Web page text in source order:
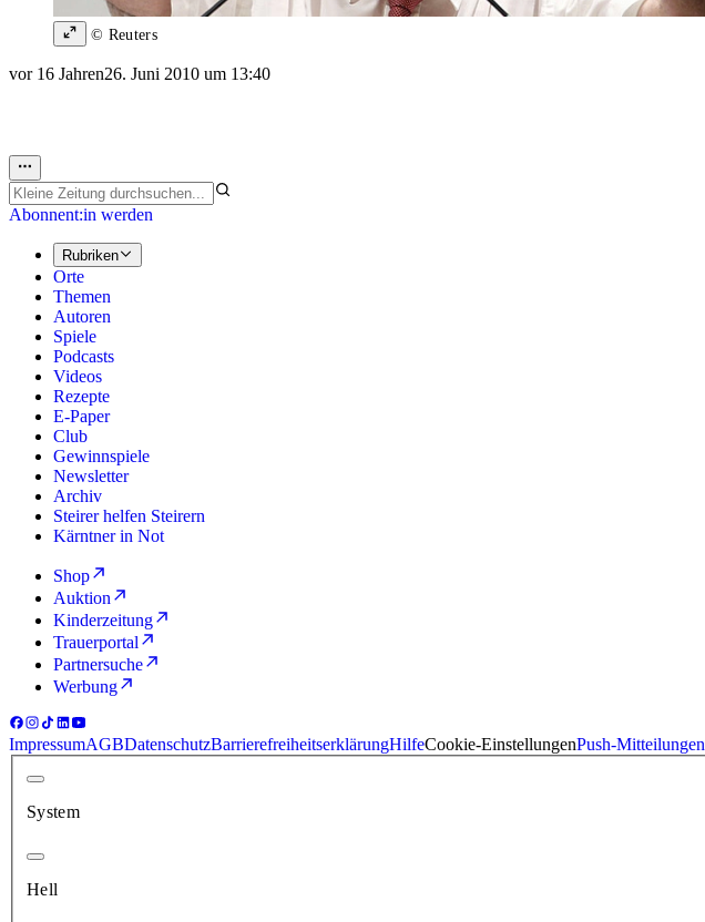
© Reuters
vor 16 Jahren26. Juni 2010 um 13:40
Abonnent:in werden
Rubriken
Orte
Themen
Autoren
Spiele
Podcasts
Videos
Rezepte
E-Paper
Club
Gewinnspiele
Newsletter
Archiv
Steirer helfen Steirern
Kärntner in Not
Shop
Auktion
Kinderzeitung
Trauerportal
Partnersuche
Werbung
ImpressumAGBDatenschutzBarrierefreiheitserklärungHilfeCookie-EinstellungenPush-Mitteilungen
System
Hell